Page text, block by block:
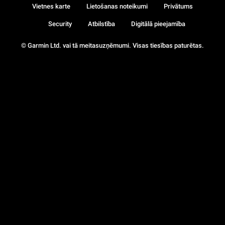
© Garmin Ltd. vai tā meitasuzņēmumi. Visas tiesības paturētas.
Vietnes karte Lietošanas noteikumi Privātums
Security Atbilstība Digitālā pieejamība